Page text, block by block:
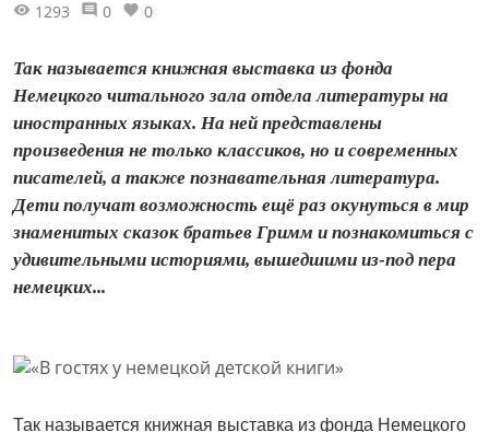
1293 0 0
Так называется книжная выставка из фонда
Немецкого читального зала отдела литературы на
иностранных языках. На ней представлены
произведения не только классиков, но и современных
писателей, а также познавательная литература.
Дети получат возможность ещё раз окунуться в мир
знаменитых сказок братьев Гримм и познакомиться с
удивительными историями, вышедшими из-под пера
немецких...
Так называется книжная выставка из фонда Немецкого